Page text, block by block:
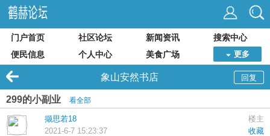
门户首页 社区论坛 新闻资讯
搜索中心
便民信息
个人中心 美食广场 更多
回复
象山安然书店
299的小副业 看全部
楼主
撷思若18
收藏
2021-6-7 15:23:37